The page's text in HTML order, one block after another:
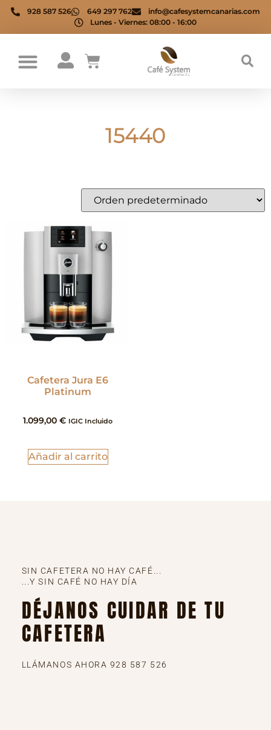
928 587 526 649 297 762
info@cafesystemcanarias.com
Lunes - Viernes: 08:00 - 16:00
15440
Cafetera Jura E6
Platinum
1.099,00 € IGIC Incluido
Añadir al carrito
SIN CAFETERA NO HAY CAFÉ...
...Y SIN CAFÉ NO HAY DÍA
DÉJANOS CUIDAR DE TU
CAFETERA
LLÁMANOS AHORA 928 587 526